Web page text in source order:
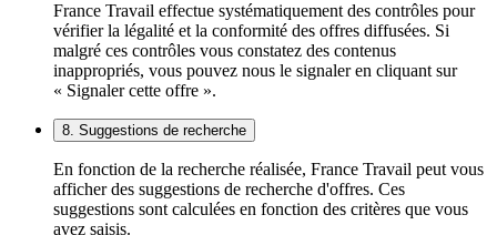
France Travail effectue systématiquement des contrôles pour
vérifier la légalité et la conformité des offres diffusées. Si
malgré ces contrôles vous constatez des contenus
inappropriés, vous pouvez nous le signaler en cliquant sur
« Signaler cette offre ».
8. Suggestions de recherche
En fonction de la recherche réalisée, France Travail peut vous
afficher des suggestions de recherche d'offres. Ces
suggestions sont calculées en fonction des critères que vous
avez saisis.